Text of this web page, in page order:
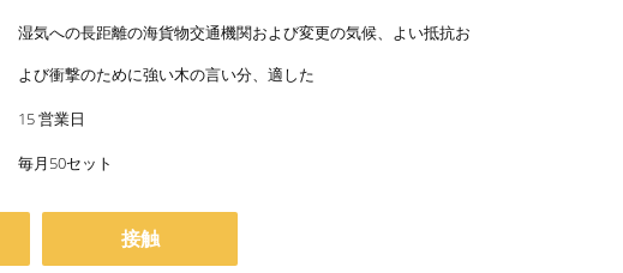
湿気への長距離の海貨物交通機関および変更の気候、よい抵抗お
よび衝撃のために強い木の言い分、適した
15 営業日
毎月50セット
接触